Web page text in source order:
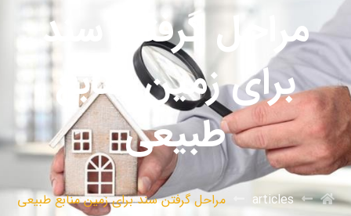
مراحل گرفتن سند
برای زمین منابع
طبیعی
articles مراحل گرفتن سند برای زمین منابع طبیعی